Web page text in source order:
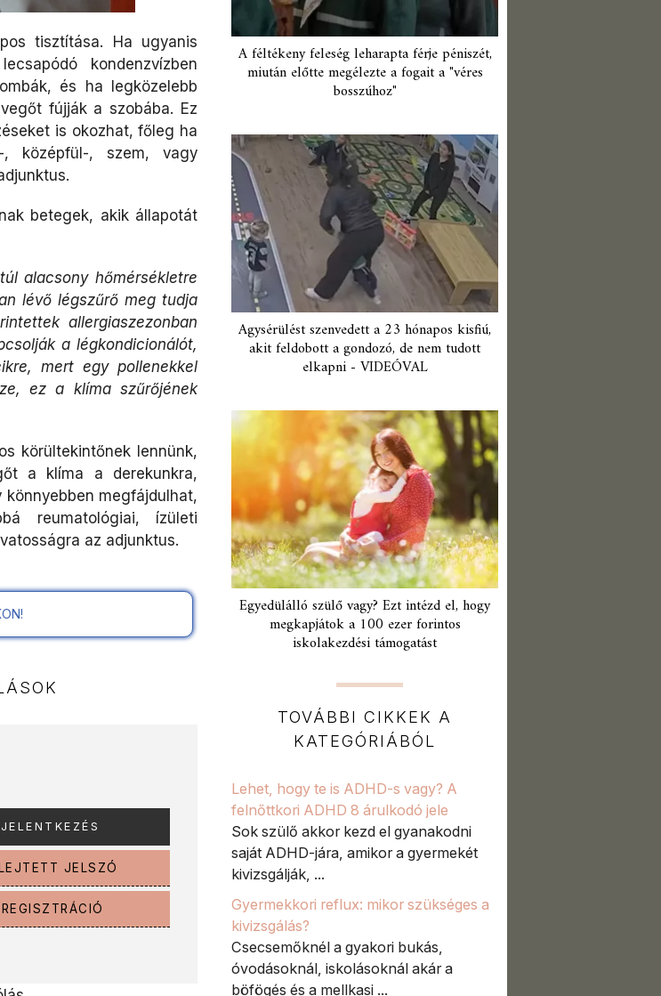
tisztítása. Ha ugyanis
kondenzvízben
és ha legközelebb
fújják a szobába. Ez
is okozhat, főleg ha
, középfül-, szem, vagy
betegek, akik állapotát
alacsony hőmérsékletre
lévő légszűrő meg tudja
allergiaszezonban
a légkondicionálót,
mert egy pollenekkel
ez a klíma szűrőjének
körültekintőnek lennünk,
a klíma a derekunkra,
megfájdulhat,
reumatológiai, ízületi
az adjunktus.
JELSZÓ
A féltékeny feleség leharapta férje péniszét,
miután előtte megélezte a fogait a "véres
bosszúhoz"
Agysérülést szenvedett a 23 hónapos kisfiú,
akit feldobott a gondozó, de nem tudott
elkapni - VIDEÓVAL
Egyedülálló szülő vagy? Ezt intézd el, hogy
megkapjátok a 100 ezer forintos
iskolakezdési támogatást
TOVÁBBI CIKKEK A
KATEGÓRIÁBÓL
Lehet, hogy te is ADHD-s vagy? A
felnőttkori ADHD 8 árulkodó jele
Sok szülő akkor kezd el gyanakodni
saját ADHD-jára, amikor a gyermekét
kivizsgálják, ...
Gyermekkori reflux: mikor szükséges a
kivizsgálás?
Csecsemőknél a gyakori bukás,
óvodásoknál, iskolásoknál akár a
böfögés és a mellkasi ...